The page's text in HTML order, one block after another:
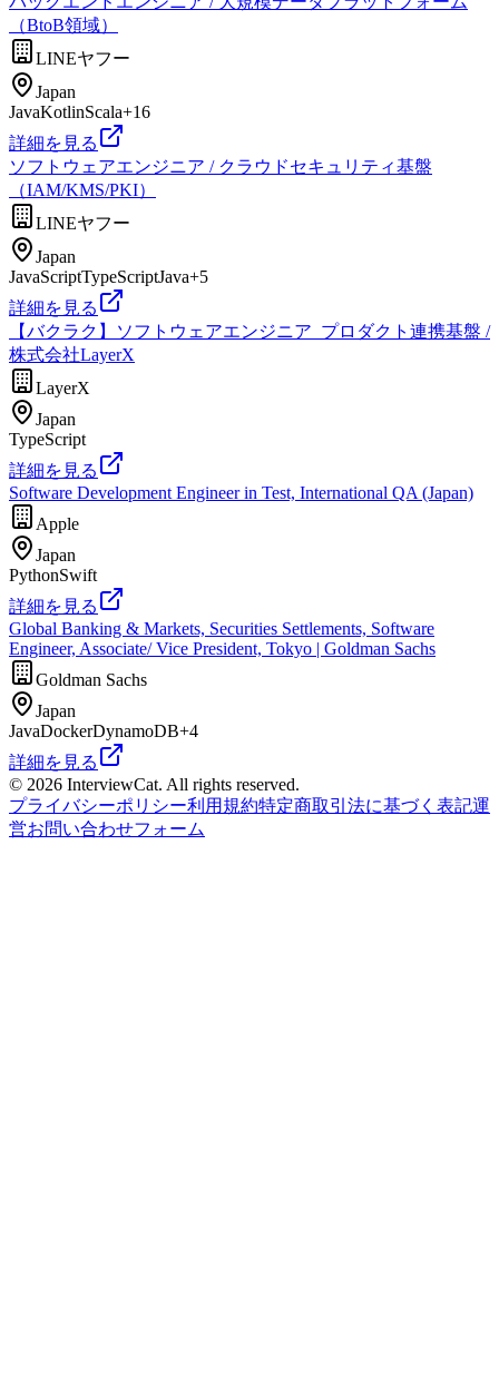
（BtoB領域）
LINEヤフー
Japan
JavaKotlinScala+16
詳細を見る
ソフトウェアエンジニア / クラウドセキュリティ基盤
（IAM/KMS/PKI）
LINEヤフー
Japan
JavaScriptTypeScriptJava+5
詳細を見る
【バクラク】ソフトウェアエンジニア_プロダクト連携基盤 /
株式会社LayerX
LayerX
Japan
TypeScript
詳細を見る
Software Development Engineer in Test, International QA (Japan)
Apple
Japan
PythonSwift
詳細を見る
Global Banking & Markets, Securities Settlements, Software
Engineer, Associate/ Vice President, Tokyo | Goldman Sachs
Goldman Sachs
Japan
JavaDockerDynamoDB+4
詳細を見る
© 2026 InterviewCat. All rights reserved.
プライバシーポリシー利用規約特定商取引法に基づく表記運
営お問い合わせフォーム